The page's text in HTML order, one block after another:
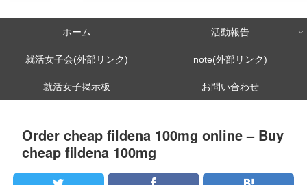
ホーム 活動報告
就活女子会(外部リンク) note(外部リンク)
就活女子掲示板 お問い合わせ
Order cheap fildena 100mg online – Buy
cheap fildena 100mg